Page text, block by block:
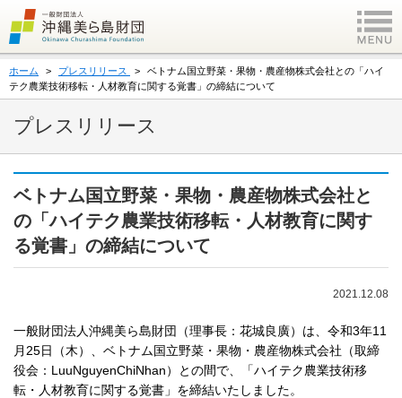
ホーム プレスリリース
ベトナム国立野菜・果物・農産物株式会社との「ハイ
テク農業技術移転・人材教育に関する覚書」の締結について
プレスリリース
ベトナム国立野菜・果物・農産物株式会社と
の「ハイテク農業技術移転・人材教育に関す
る覚書」の締結について
2021.12.08
一般財団法人沖縄美ら島財団（理事長：花城良廣）は、令和3年11
月25日（木）、ベトナム国立野菜・果物・農産物株式会社（取締
役会：LuuNguyenChiNhan）との間で、「ハイテク農業技術移
転・人材教育に関する覚書」を締結いたしました。